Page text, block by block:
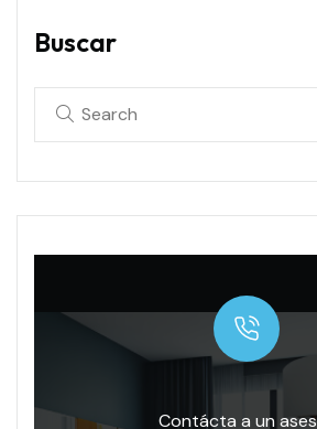
Buscar
Contácta a un